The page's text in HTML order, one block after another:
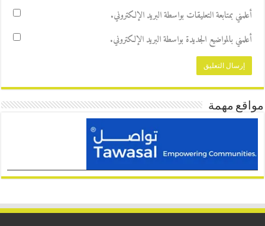
أعلمني بمتابعة التعليقات بواسطة البريد الإلكتروني.
أعلمني بالمواضيع الجديدة بواسطة البريد الإلكتروني.
مواقع مهمة